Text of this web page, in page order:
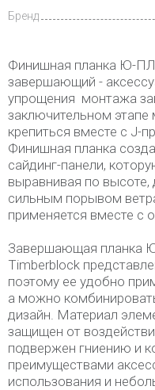
Бренд
Финишная планка Ю-
завершающий -
упрощения монтажа
заключительном
крепиться вместе с J-
Финишная планка
сайдинг-панели,
выравнивая по
сильным порывом
применяется вместе с
Завершающая планка
Timberblock
поэтому ее удобно
а можно
дизайн. Материал
защищен от
подвержен гниению и
преимуществами
использования и